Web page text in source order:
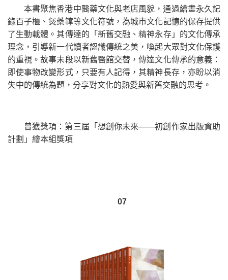
本書聚焦香港中醫藥文化與老店風貌，通過繪畫永久記
錄百子櫃、煲藥罉等文化符號，為城市文化記憶的保存提供
了生動載體。其傳達的「新舊交融、精神永存」的文化傳承
理念，引導新一代讀者認識傳統之美，喚起大眾對文化保護
的重視。故事末段以新舊醫館交替，傳達文化傳承的意義：
即使事物改變形式，只要有人記得，其精神長存，亦盼以消
失中的傳統為題，分享對文化的熱愛與新舊交融的思考。
曾獲獎項：第三屆「想創你未來——初創作家出版資助
計劃」繪本組獎項
07